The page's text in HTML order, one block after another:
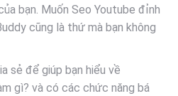
bạn. Muốn Seo Youtube đỉnh
cũng là thứ mà bạn không
sẻ để giúp bạn hiểu về
gì? và có các chức năng bá